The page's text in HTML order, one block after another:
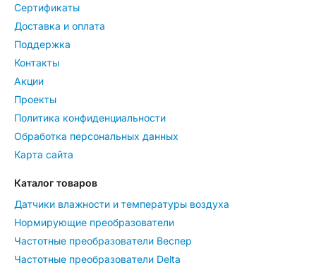
Сертификаты
Доставка и оплата
Поддержка
Контакты
Акции
Проекты
Политика конфиденциальности
Обработка персональных данных
Карта сайта
Каталог товаров
Датчики влажности и температуры воздуха
Нормирующие преобразователи
Частотные преобразователи Веспер
Частотные преобразователи Delta